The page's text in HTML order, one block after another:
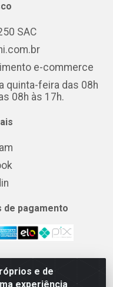
e de
experiência
SAC
e-commerce
quinta-feira das 08h
08h às 17h.
de pagamento
ALIMENTOS E